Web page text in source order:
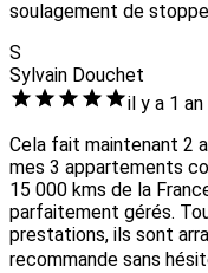
soulagement de
S
Sylvain Douchet
il y a 1 an
Cela fait maintenant 2
mes 3 appartements
15 000 kms de la
parfaitement gérés.
prestations, ils sont
recommande sans